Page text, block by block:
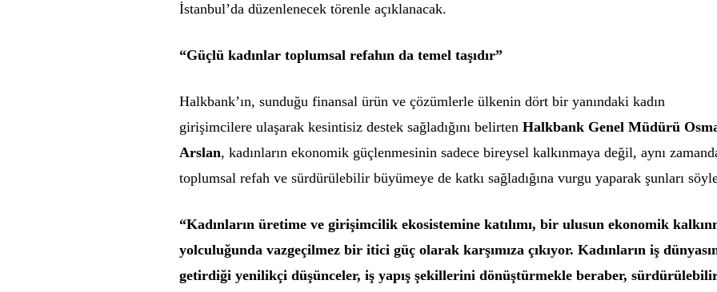
İstanbul’da düzenlenecek törenle açıklanacak.
“Güçlü kadınlar toplumsal refahın da temel taşıdır”
Halkbank’ın, sunduğu finansal ürün ve çözümlerle ülkenin dört bir yanındaki kadın
girişimcilere ulaşarak kesintisiz destek sağladığını belirtenHalkbank Genel Müdürü
Arslan, kadınların ekonomik güçlenmesinin sadece bireysel kalkınmaya değil, aynı
toplumsal refah ve sürdürülebilir büyümeye de katkı sağladığına vurgu yaparak şunları
“Kadınların üretime ve girişimcilik ekosistemine katılımı, bir ulusun ekonomik
yolculuğunda vazgeçilmez bir itici güç olarak karşımıza çıkıyor. Kadınların iş
getirdiği yenilikçi düşünceler, iş yapış şekillerini dönüştürmekle beraber,